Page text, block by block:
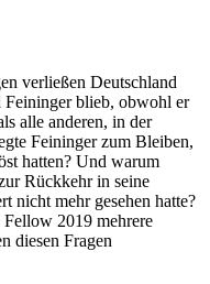
verließen Deutschland
Feininger blieb, obwohl er
alle anderen, in der
Feininger zum Bleiben,
hatten? Und warum
Rückkehr in seine
nicht mehr gesehen hatte?
Fellow 2019 mehrere
diesen Fragen